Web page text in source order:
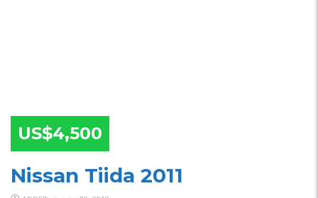
US$4,500
Nissan Tiida 2011